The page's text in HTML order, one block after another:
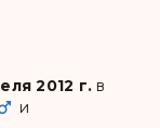
2012 г. в
и